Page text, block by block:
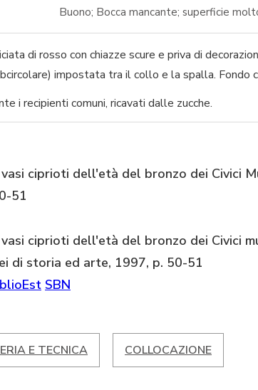
Buono; Bocca mancante; superficie
di rosso con chiazze scure e priva di
impostata tra il collo e la spalla. Fondo
i recipienti comuni, ricavati dalle zucche.
vasi ciprioti dell'età del bronzo dei Civici
51
vasi ciprioti dell'età del bronzo dei Civici
di storia ed arte, 1997, p. 50-51
SBN
E TECNICA COLLOCAZIONE